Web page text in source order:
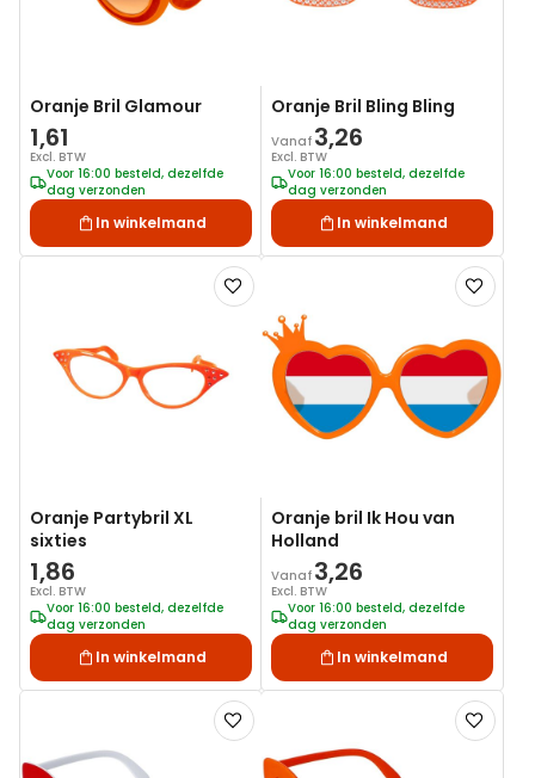
Oranje Bril Glamour
1,61
Excl. BTW
Voor 16:00 besteld, dezelfde
dag verzonden
In winkelmand
Oranje Bril Bling Bling
Vanaf 3,26
Excl. BTW
Voor 16:00 besteld, dezelfde
dag verzonden
In winkelmand
Voeg
toe
verlanglijst
Oranje Partybril XL
sixties
1,86
Excl. BTW
Voor 16:00 besteld, dezelfde
dag verzonden
In winkelmand
Voeg
toe
Oranje bril Ik Hou van
Holland
Vanaf 3,26
Excl. BTW
Voor 16:00 besteld, dezelfde
dag verzonden
In winkelmand
Voeg
toe
Voeg
toe